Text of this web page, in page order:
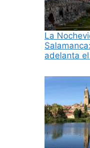
La
adelanta